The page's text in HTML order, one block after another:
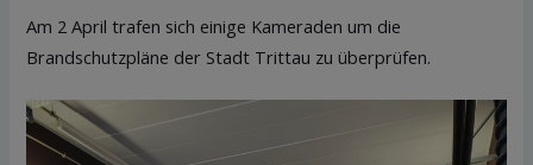
Am 2 April trafen sich einige Kameraden um die
Brandschutzpläne der Stadt Trittau zu überprüfen.